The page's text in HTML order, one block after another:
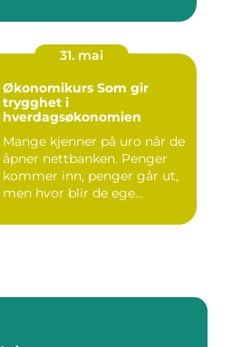
31. mai
Økonomikurs Som gir
trygghet i
hverdagsøkonomien
Mange kjenner på uro når de
åpner nettbanken. Penger
kommer inn, penger går ut,
men hvor blir de ege...